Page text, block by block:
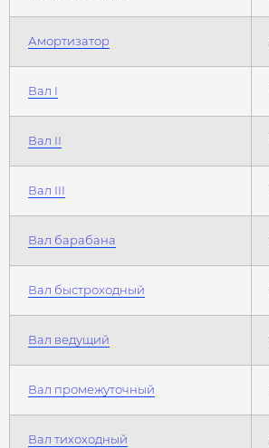
Амортизатор
Вал I
Вал II
Вал III
Вал барабана
Вал быстроходный
Вал ведущий
Вал промежуточный
Вал тихоходный